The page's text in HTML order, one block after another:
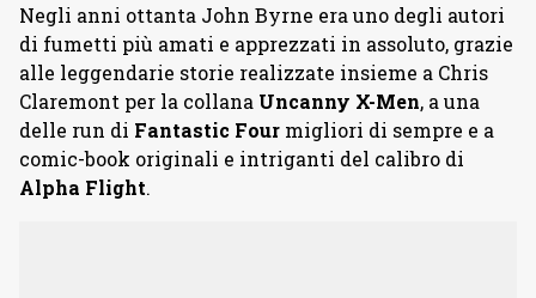
Negli anni ottanta John Byrne era uno degli autori
di fumetti più amati e apprezzati in assoluto, grazie
alle leggendarie storie realizzate insieme a Chris
Claremont per la collana Uncanny X-Men, a una
delle run di Fantastic Four migliori di sempre e a
comic-book originali e intriganti del calibro di
Alpha Flight.